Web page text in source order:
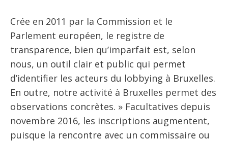
Crée en 2011 par la Commission et le
Parlement européen, le registre de
transparence, bien qu’imparfait est, selon
nous, un outil clair et public qui permet
d’identifier les acteurs du lobbying à Bruxelles.
En outre, notre activité à Bruxelles permet des
observations concrètes. » Facultatives depuis
novembre 2016, les inscriptions augmentent,
puisque la rencontre avec un commissaire ou